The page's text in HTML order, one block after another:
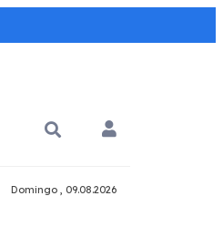
Domingo , 09.08.2026